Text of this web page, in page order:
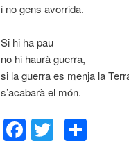
i no gens avorrida.
Si hi ha pau
no hi haurà guerra,
si la guerra es menja la
s’acabarà el món.
Facebook
Twitter